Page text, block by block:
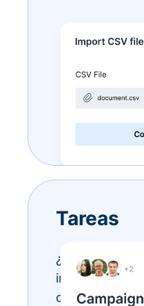
Tareas
¿Tienes listas
interminables?
con Donorbox